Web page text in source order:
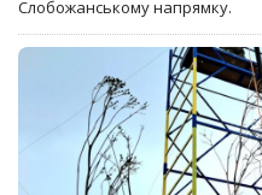
Слобожанському напрямку.